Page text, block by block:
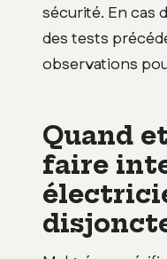
sécurité. En cas
des tests
observations
Quand
faire